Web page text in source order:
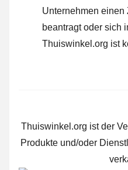
Unternehmen
beantragt oder sich
Thuiswinkel.org ist
Thuiswinkel.org ist der
Produkte und/oder